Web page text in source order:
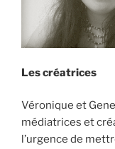
Les créatrices
Véronique et
médiatrices et
l’urgence de